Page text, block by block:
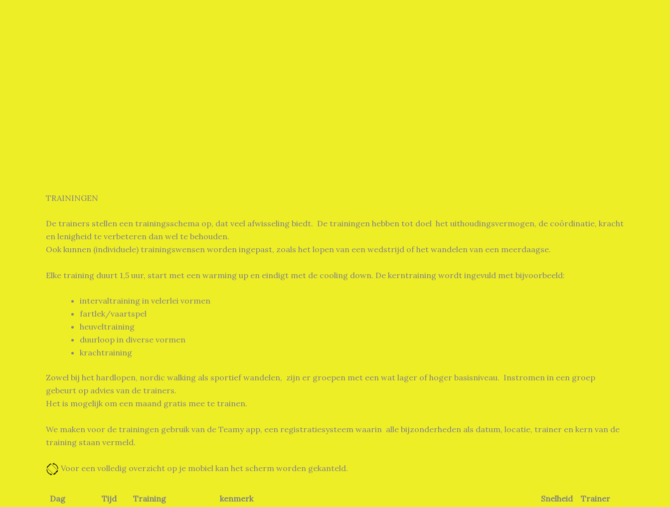
TRAININGEN
De trainers stellen een trainingsschema op, dat veel afwisseling biedt. De trainingen hebben tot doel het uithoudingsvermogen, de coördinatie, kracht
en lenigheid te verbeteren dan wel te behouden.
Ook kunnen (individuele) trainingswensen worden ingepast, zoals het lopen van een wedstrijd of het wandelen van een meerdaagse.
Elke training duurt 1,5 uur, start met een warming up en eindigt met de cooling down. De kerntraining wordt ingevuld met bijvoorbeeld:
intervaltraining in velerlei vormen
fartlek/vaartspel
heuveltraining
duurloop in diverse vormen
krachtraining
Zowel bij het hardlopen, nordic walking als sportief wandelen, zijn er groepen met een wat lager of hoger basisniveau. Instromen in een groep
gebeurt op advies van de trainers.
Het is mogelijk om een maand gratis mee te trainen.
We maken voor de trainingen gebruik van de Teamy app, een registratiesysteem waarin alle bijzonderheden als datum, locatie, trainer en kern van de
training staan vermeld.
Voor een volledig overzicht op je mobiel kan het scherm worden gekanteld.
Dag Tijd Training kenmerk Snelheid Trainer